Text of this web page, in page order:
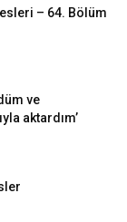
– 64. Bölüm
ve
aktardım’